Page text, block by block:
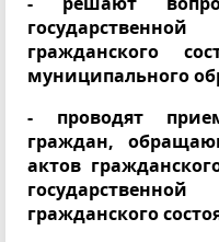
гражданского
муниципального
- проводят
граждан,
актов
гражданского